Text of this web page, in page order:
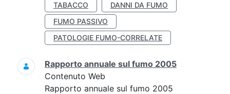
TABACCO
DANNI DA FUMO
FUMO PASSIVO
PATOLOGIE FUMO-CORRELATE
Rapporto annuale sul fumo 2005
Contenuto Web
Rapporto annuale sul fumo 2005